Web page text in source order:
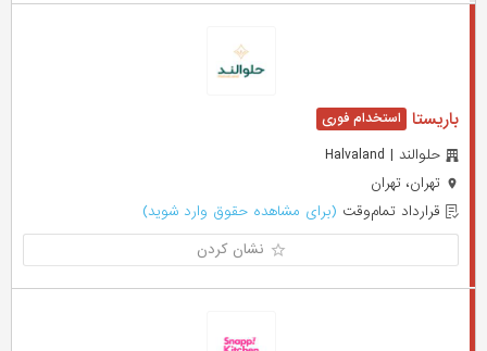
باریستا
حلوالند | Halvaland
تهران، تهران
قرارداد تمام‌وقت (برای مشاهده حقوق وارد شوید)
نشان کردن